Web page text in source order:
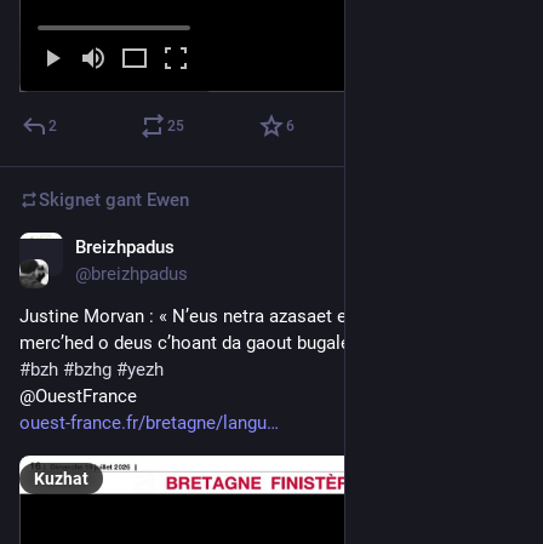
2 25 6
Skignet gant Ewen
Breizhpadus
@breizhpadus
Justine Morvan : « N’eus netra azasaet evit ar c’houbladoù
merc’hed o deus c’hoant da gaout bugale » 19/07/2026
#bzh #bzhg #yezh
@OuestFrance
ouest-france.fr/bretagne/langu
Kuzhat